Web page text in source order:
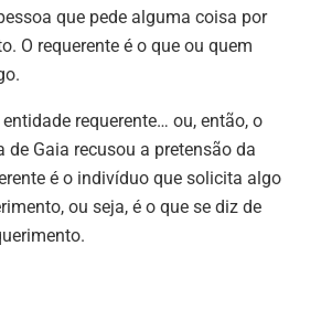
que pede alguma coisa por
O requerente é o que ou quem
requerente… ou, então, o
de Gaia recusou a pretensão da
é o indivíduo que solicita algo
ou seja, é o que se diz de